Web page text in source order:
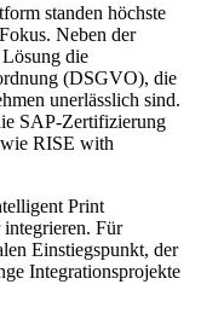
standen höchste
Neben der
die
(DSGVO), die
unerlässlich sind.
SAP-Zertifizierung
RISE with
Print
Für
Einstiegspunkt, der
Integrationsprojekte